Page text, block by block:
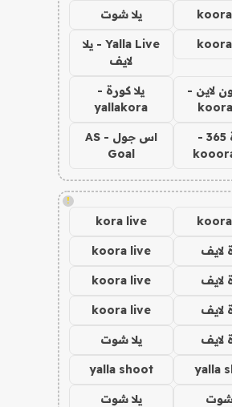
يلا شوت
Yalla Live - يلا
لايف
لاين -
يلا كورة -
yallakora
كورة 365 -
اس جول - AS
Goal
!
kora live
لايف koora live
لايف koora live
لايف koora live
لايف يلا شوت
yalla
yalla shoot
شوت يلا شوت